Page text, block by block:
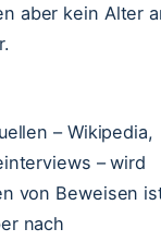
aber kein Alter
– Wikipedia,
– wird
von Beweisen
nach